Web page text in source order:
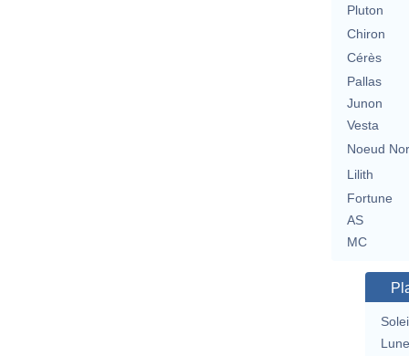
Pluton
Chiron
Cérès
Pallas
Junon
Vesta
Noeud
Lilith
Fortune
AS
MC
Lune